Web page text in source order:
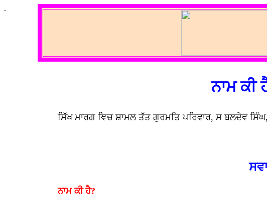
.
ਨਾਮ ਕੀ
ਸਿੱਖ ਮਾਰਗ ਞਿਚ ਸ਼ਾਮਲ ਤੱਤ ਗੁਰਮਤਿ ਪਰਿਵਾਰ, ਸ ਬਲਦੇਵ
ਨਾਮ ਕੀ ਹੈ?